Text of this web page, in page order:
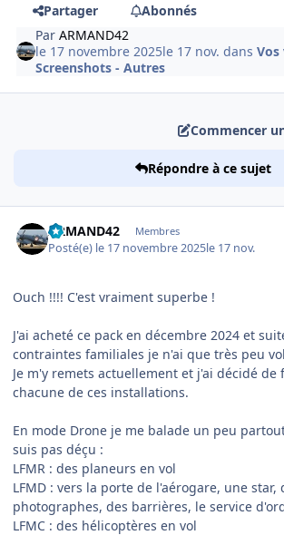
Partager
Abonnés
ParARMAND42
le 17 novembre 2025le 17 nov. dansVos
Screenshots - Autres
Commencer
Répondre à ce sujet
ARMAND42 Membres
Posté(e) le 17 novembre 2025le 17 nov.
Ouch !!!! C'est vraiment superbe !
J'ai acheté ce pack en décembre 2024 et
contraintes familiales je n'ai que très peu
Je m'y remets actuellement et j'ai décidé
chacune de ces installations.
En mode Drone je me balade un peu
suis pas déçu :
LFMR : des planeurs en vol
LFMD : vers la porte de l'aérogare, une star,
photographes, des barrières, le service
LFMC : des hélicoptères en vol